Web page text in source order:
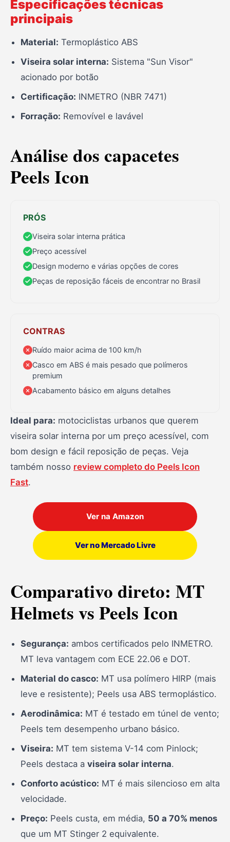
Especificações técnicas
principais
Material: Termoplástico ABS
Viseira solar interna: Sistema "Sun Visor"
acionado por botão
Certificação: INMETRO (NBR 7471)
Forração: Removível e lavável
Análise dos capacetes
Peels Icon
PRÓS
Viseira solar interna prática
Preço acessível
Design moderno e várias opções de cores
Peças de reposição fáceis de encontrar no Brasil
CONTRAS
Ruído maior acima de 100 km/h
Casco em ABS é mais pesado que polímeros
premium
Acabamento básico em alguns detalhes
Ideal para: motociclistas urbanos que querem
viseira solar interna por um preço acessível, com
bom design e fácil reposição de peças. Veja
também nosso review completo do Peels Icon
Fast.
Ver na Amazon
Ver no Mercado Livre
Comparativo direto: MT
Helmets vs Peels Icon
Segurança: ambos certificados pelo INMETRO.
MT leva vantagem com ECE 22.06 e DOT.
Material do casco: MT usa polímero HIRP (mais
leve e resistente); Peels usa ABS termoplástico.
Aerodinâmica: MT é testado em túnel de vento;
Peels tem desempenho urbano básico.
Viseira: MT tem sistema V-14 com Pinlock;
Peels destaca a viseira solar interna.
Conforto acústico: MT é mais silencioso em alta
velocidade.
Preço: Peels custa, em média, 50 a 70% menos
que um MT Stinger 2 equivalente.